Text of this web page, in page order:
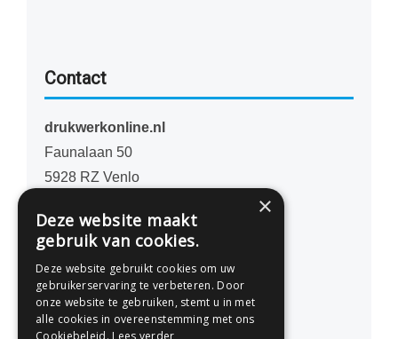
Contact
drukwerkonline.nl
Faunalaan 50
5928 RZ Venlo
077 - 741 07 41
info@drukwerkonline.nl
KvK 12053217
×
Deze website maakt
gebruik van cookies.
Deze website gebruikt cookies om uw
gebruikerservaring te verbeteren. Door
onze website te gebruiken, stemt u in met
alle cookies in overeenstemming met ons
Cookiebeleid. Lees verder